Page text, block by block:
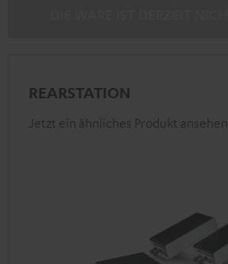
REARSTATION
Jetzt ein ähnliches Produkt ansehen